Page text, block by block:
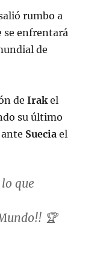
rumbo a
se enfrentará
de
deIrak el
su último
Suecia el
que
🏆